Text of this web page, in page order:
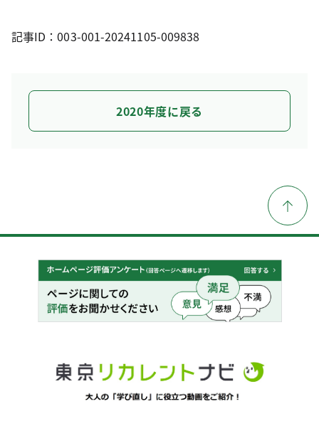
記事ID：003-001-20241105-009838
2020年度に戻る